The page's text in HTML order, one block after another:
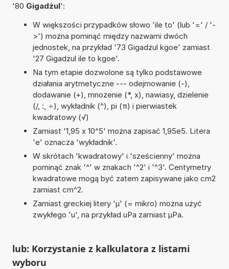
'80 Gigadżul':
W większości przypadków słowo 'ile to' (lub '=' / '-
>') można pominąć między nazwami dwóch
jednostek, na przykład '73 Gigadżul kgoe' zamiast
'27 Gigadżul ile to kgoe'.
Na tym etapie dozwolone są tylko podstawowe
działania arytmetyczne --- odejmowanie (-),
dodawanie (+), mnożenie (*, x), nawiasy, dzielenie
(/, :, ÷), wykładnik (^), pi (π) i pierwiastek
kwadratowy (√)
Zamiast '1,95 x 10^5' można zapisać 1,95e5. Litera
'e' oznacza 'wykładnik'.
W skrótach 'kwadratowy' i 'sześcienny' można
pominąć znak '^' w znakach '^2' i '^3'. Centymetry
kwadratowe mogą być zatem zapisywane jako cm2
zamiast cm^2.
Zamiast greckiej litery 'µ' (= mikro) można użyć
zwykłego 'u', na przykład uPa zamiast µPa.
lub: Korzystanie z kalkulatora z listami
wyboru